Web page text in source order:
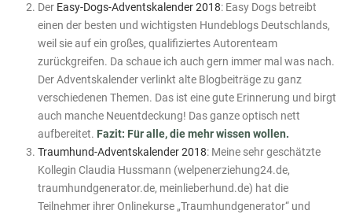
Der Easy-Dogs-Adventskalender 2018: Easy Dogs betreibt
einen der besten und wichtigsten Hundeblogs Deutschlands,
weil sie auf ein großes, qualifiziertes Autorenteam
zurückgreifen. Da schaue ich auch gern immer mal was nach.
Der Adventskalender verlinkt alte Blogbeiträge zu ganz
verschiedenen Themen. Das ist eine gute Erinnerung und birgt
auch manche Neuentdeckung! Das ganze optisch nett
aufbereitet. Fazit: Für alle, die mehr wissen wollen.
Traumhund-Adventskalender 2018: Meine sehr geschätzte
Kollegin Claudia Hussmann (welpenerziehung24.de,
traumhundgenerator.de, meinlieberhund.de) hat die
Teilnehmer ihrer Onlinekurse „Traumhundgenerator“ und